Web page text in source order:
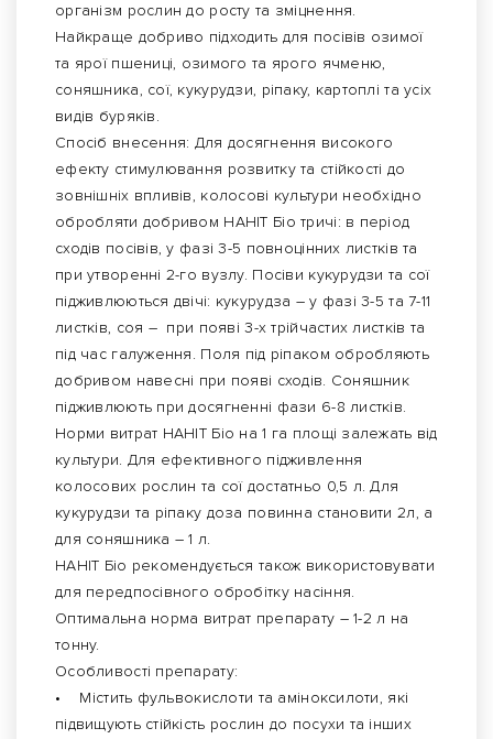
організм рослин до росту та зміцнення.
Найкраще добриво підходить для посівів озимої
та ярої пшениці, озимого та ярого ячменю,
соняшника, сої, кукурудзи, ріпаку, картоплі та усіх
видів буряків.
Спосіб внесення: Для досягнення високого
ефекту стимулювання розвитку та стійкості до
зовнішніх впливів, колосові культури необхідно
обробляти добривом НАНІТ Біо тричі: в період
сходів посівів, у фазі 3-5 повноцінних листків та
при утворенні 2-го вузлу. Посіви кукурудзи та сої
підживлюються двічі: кукурудза – у фазі 3-5 та 7-11
листків, соя – при появі 3-х трійчастих листків та
під час галуження. Поля під ріпаком обробляють
добривом навесні при появі сходів. Соняшник
підживлюють при досягненні фази 6-8 листків.
Норми витрат НАНІТ Біо на 1 га площі залежать від
культури. Для ефективного підживлення
колосових рослин та сої достатньо 0,5 л. Для
кукурудзи та ріпаку доза повинна становити 2л, а
для соняшника – 1 л.
НАНІТ Біо рекомендується також використовувати
для передпосівного обробітку насіння.
Оптимальна норма витрат препарату – 1-2 л на
тонну.
Особливості препарату:
• Містить фульвокислоти та аміноксилоти, які
підвищують стійкість рослин до посухи та інших